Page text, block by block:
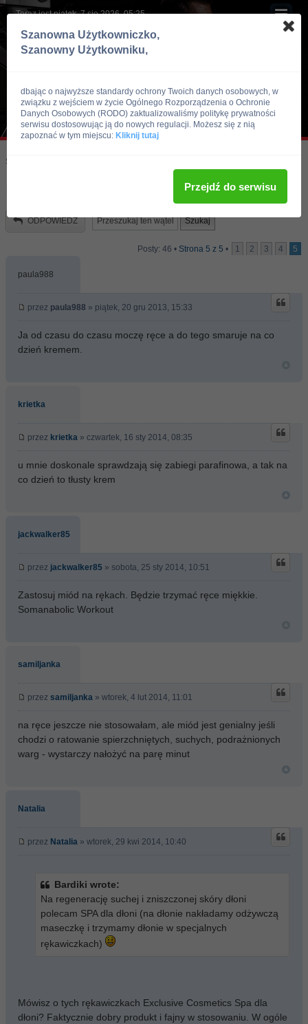
Teraz jest piątek, 7 sie 2026, 05:25
Skocz do:
ODPOWIEDZ
Posty: 46 • Strona 5 z 5 • 1 2 3 4 5
paula988
przez paula988 » piątek, 20 gru 2013, 15:33
Ja od czasu do czasu moczę ręce a do tego smaruje na co
dzień kremem.
krietka
przez krietka » czwartek, 16 sty 2014, 08:35
u mnie doskonale sprawdzają się zabiegi parafinowa, a tak na
co dzień to tłusty krem
jackwalker85
przez jackwalker85 » sobota, 25 sty 2014, 10:51
Zastosuj miód na rękach. Będzie trzymać ręce miękkie.
Somanabolic Workout
samiljanka
przez samiljanka » wtorek, 4 lut 2014, 11:01
na ręce jeszcze nie stosowałam, ale miód jest genialny jeśli
chodzi o ratowanie spierzchniętych, suchych, podrażnionych
warg - wystarczy nałożyć na parę minut
Natalia
przez Natalia » wtorek, 29 kwi 2014, 10:40
Bardiki wrote:
Na regenerację suchej i zniszczonej skóry dłoni
polecam SPA dla dłoni (na dłonie nakładamy odżywczą
maseczkę i trzymamy dłonie w specjalnych
rękawiczkach)
Mówisz o tych rękawiczkach Exclusive Cosmetics Spa dla
dłoni? Faktycznie dobry produkt i fajny w stosowaniu. W ogóle
Szanowna Użytkowniczko,
Szanowny Użytkowniku,
dbając o najwyższe standardy ochrony Twoich danych osobowych, w
związku z wejściem w życie Ogólnego Rozporządzenia o Ochronie
Danych Osobowych (RODO) zaktualizowaliśmy politykę prywatności
serwisu dostosowując ją do nowych regulacji. Możesz się z nią
zapoznać w tym miejscu: Kliknij tutaj
Przejdź do serwisu